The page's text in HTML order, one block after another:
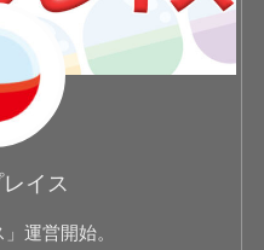
イス
運営開始。